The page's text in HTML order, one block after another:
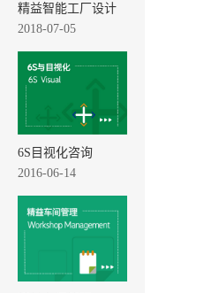
精益智能工厂设计
2018-07-05
6S目视化咨询
2016-06-14